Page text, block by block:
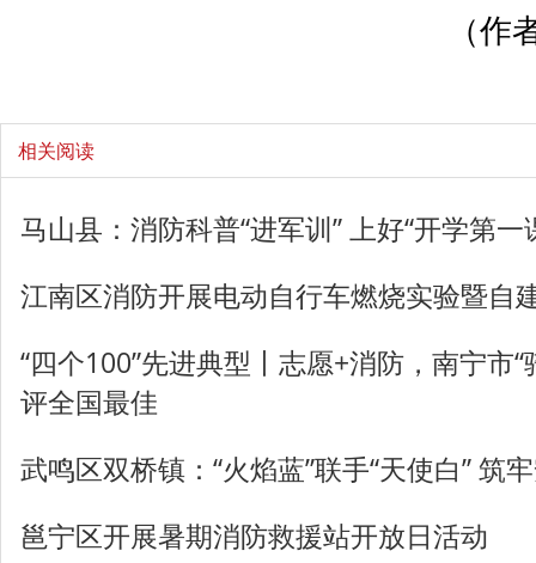
（作
相关阅读
马山县：消防科普“进军训” 上好“开学第一
江南区消防开展电动自行车燃烧实验暨自
“四个100”先进典型丨志愿+消防，南宁市
评全国最佳
武鸣区双桥镇：“火焰蓝”联手“天使白” 筑
邕宁区开展暑期消防救援站开放日活动